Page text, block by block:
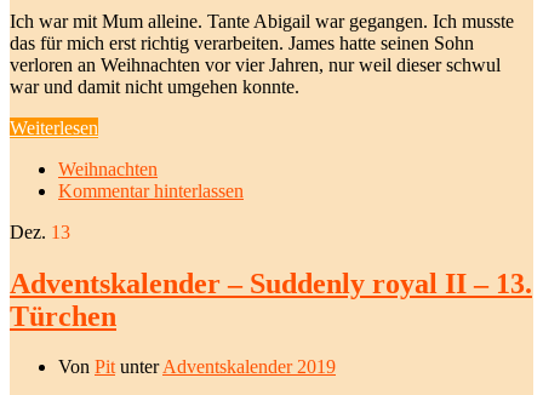
Ich war mit Mum alleine. Tante Abigail war gegangen. Ich musste
das für mich erst richtig verarbeiten. James hatte seinen Sohn
verloren an Weihnachten vor vier Jahren, nur weil dieser schwul
war und damit nicht umgehen konnte.
Weiterlesen
Weihnachten
Kommentar hinterlassen
Dez. 13
Adventskalender – Suddenly royal II – 13.
Türchen
Von PitunterAdventskalender 2019